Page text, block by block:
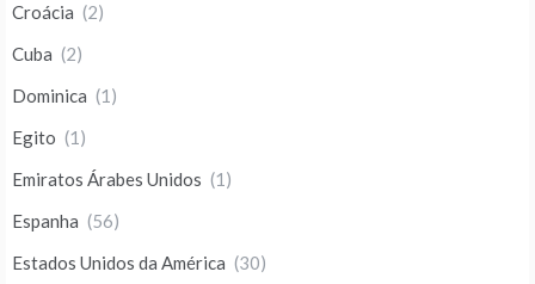
Croácia (2)
Cuba (2)
Dominica (1)
Egito (1)
Emiratos Árabes Unidos (1)
Espanha (56)
Estados Unidos da América (30)